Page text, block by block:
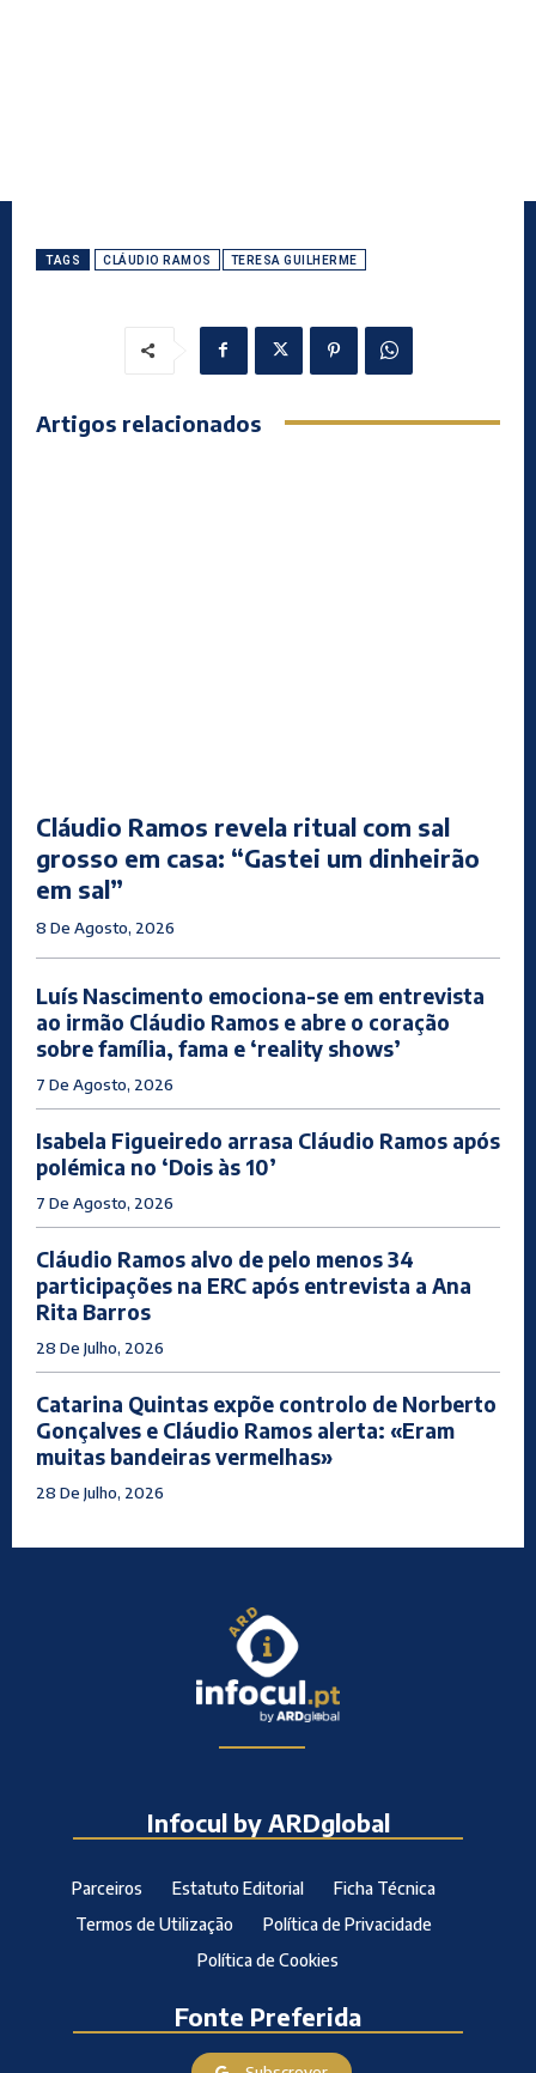
TAGS CLÁUDIO RAMOS TERESA GUILHERME
Artigos relacionados
Cláudio Ramos revela ritual com sal
grosso em casa: “Gastei um dinheirão
em sal”
8 De Agosto, 2026
Luís Nascimento emociona-se em entrevista
ao irmão Cláudio Ramos e abre o coração
sobre família, fama e ‘reality shows’
7 De Agosto, 2026
Isabela Figueiredo arrasa Cláudio Ramos após
polémica no ‘Dois às 10’
7 De Agosto, 2026
Cláudio Ramos alvo de pelo menos 34
participações na ERC após entrevista a Ana
Rita Barros
28 De Julho, 2026
Catarina Quintas expõe controlo de Norberto
Gonçalves e Cláudio Ramos alerta: «Eram
muitas bandeiras vermelhas»
28 De Julho, 2026
Infocul by ARDglobal
Parceiros Estatuto Editorial
Ficha Técnica
Termos de Utilização
Política de Privacidade
Política de Cookies
Fonte Preferida